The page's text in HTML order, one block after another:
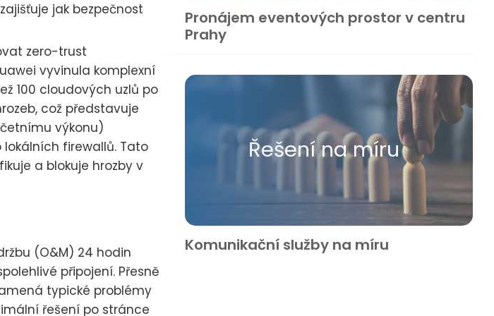
jak bezpečnost
zero-trust
vyvinula komplexní
100 cloudových uzlů po
což představuje
výkonu)
firewallů. Tato
a blokuje hrozby v
(O&M) 24 hodin
připojení. Přesně
typické problémy
řešení po stránce
Pronájem eventových prostor v centru
Prahy
Řešení na míru
Komunikační služby na míru